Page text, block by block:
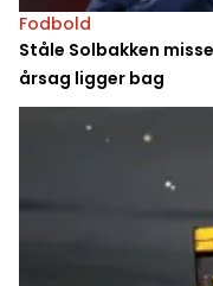
Fodbold
Ståle Solbakken
årsag ligger bag